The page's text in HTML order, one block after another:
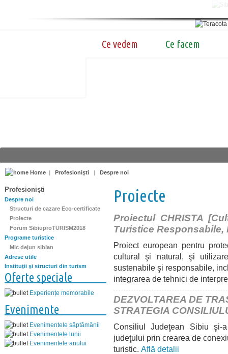
Ce vedem Ce facem
Home | Profesionişti | Despre noi
Profesionişti
Despre noi
Structuri de cazare Eco-certificate
Proiecte
Forum SibiuproTURISM2018
Programe turistice
Mic dejun sibian
Adrese utile
Instituţii şi structuri din turism
Oferte speciale
Experiențe memorabile
Evenimente
Evenimentele săptămânii
Evenimentele lunii
Evenimentele anului
Proiecte
Proiectul CHRISTA
Turistice
Proiect european pentru
cultural şi natural, şi
sustenabile şi responsabile,
integrarea de tehnici de
DEZVOLTAREA DE
STRATEGIA
Consiliul Judeţean Sibiu şi-
judeţului prin crearea de
turistic. Află detalii